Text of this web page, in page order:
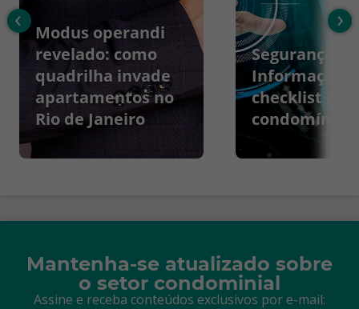
Modus operandi
revelado: como
quadrilha invade
apartamentos no
Rio de Janeiro
Segurança da
Informação:
checklist
condomínios
‹ ›
Mantenha-se atualizado sobre
o setor condominial
Assine e receba conteúdos exclusivos por e-mail: